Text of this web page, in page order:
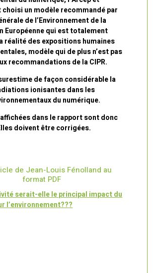
choisi un modèle recommandé par
de l’Environnement de la
Européenne qui est totalement
réalité des expositions humaines
modèle qui de plus n’est pas
recommandations de la CIPR.
de façon considérable la
ionisantes dans les
du numérique.
dans le rapport sont donc
doivent être corrigées.
de Jean-Louis Fénolland au
format PDF
serait-elle le principal impact du
l’environnement???